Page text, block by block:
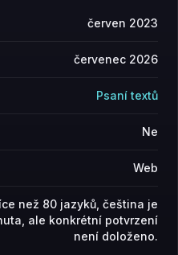
červen 2023
červenec 2026
Psaní textů
Ne
Web
než 80 jazyků, čeština je
ale konkrétní potvrzení
není doloženo.